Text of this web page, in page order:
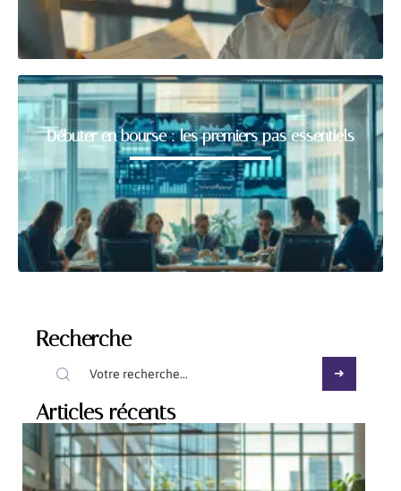
Débuter en bourse : les premiers pas essentiels
Recherche
Articles récents